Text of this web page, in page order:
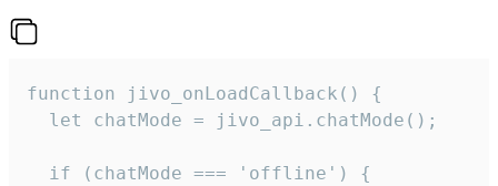
function jivo_onLoadCallback() {
  let chatMode = jivo_api.chatMode();
  if (chatMode === 'offline') {